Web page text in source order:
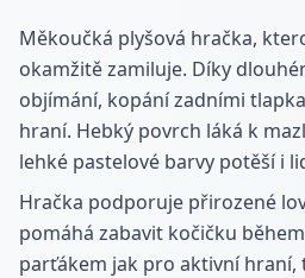
Měkoučká plyšová hračka,
okamžitě zamiluje. Díky
objímání, kopání zadními
hraní. Hebký povrch láká k
lehké pastelové barvy potěší i
Hračka podporuje přirozené
pomáhá zabavit kočičku
parťákem jak pro aktivní